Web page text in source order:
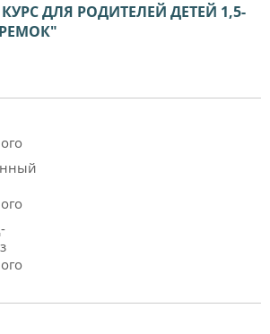
ДЛЯ РОДИТЕЛЕЙ ДЕТЕЙ 1,5-